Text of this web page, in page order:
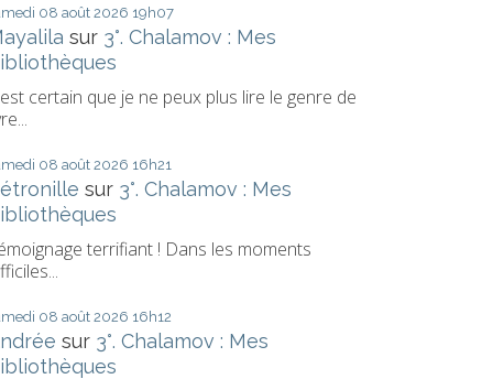
08 août 2026 19h07
sur 3°. Chalamov : Mes
certain que je ne peux plus lire le genre de
08 août 2026 16h21
sur 3°. Chalamov : Mes
terrifiant ! Dans les moments
08 août 2026 16h12
sur 3°. Chalamov : Mes